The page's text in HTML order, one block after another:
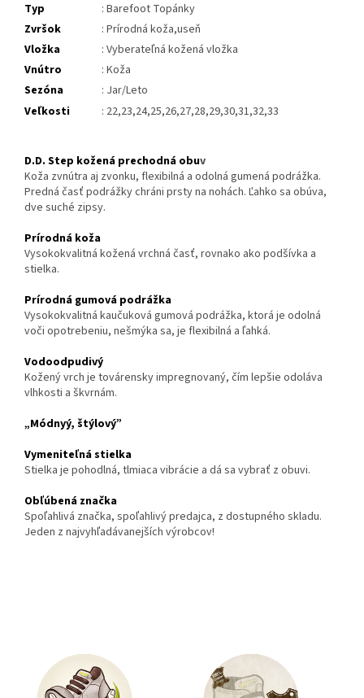
Typ
: Barefoot Topánky
Zvršok
: Prírodná koža,useň
Vložka
: Vyberateľná kožená vložka
Vnútro
: Koža
Sezóna
: Jar/Leto
Veľkosti
: 22,23,24,25,26,27,28,29,30,31,32,33
D.D. Step kožená prechodná obuv
Koža zvnútra aj zvonku, flexibilná a odolná gumená podrážka.
Predná časť podrážky chráni prsty na nohách. Ľahko sa obúva,
dve suché zipsy.
Prírodná koža
Vysokokvalitná kožená vrchná časť, rovnako ako podšívka a
stielka.
Prírodná gumová podrážka
Vysokokvalitná kaučuková gumová podrážka, ktorá je odolná
voči opotrebeniu, nešmýka sa, je flexibilná a ľahká.
Vodoodpudivý
Kožený vrch je továrensky impregnovaný, čím lepšie odoláva
vlhkosti a škvrnám.
„Módnyý, štýlový”
Vymeniteľná stielka
Stielka je pohodlná, tlmiaca vibrácie a dá sa vybrať z obuvi.
Obľúbená značka
Spoľahlivá značka, spoľahlivý predajca, z dostupného skladu.
Jeden z najvyhľadávanejších výrobcov!